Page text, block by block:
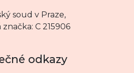
soud v Praze,
značka: C 215906
odkazy